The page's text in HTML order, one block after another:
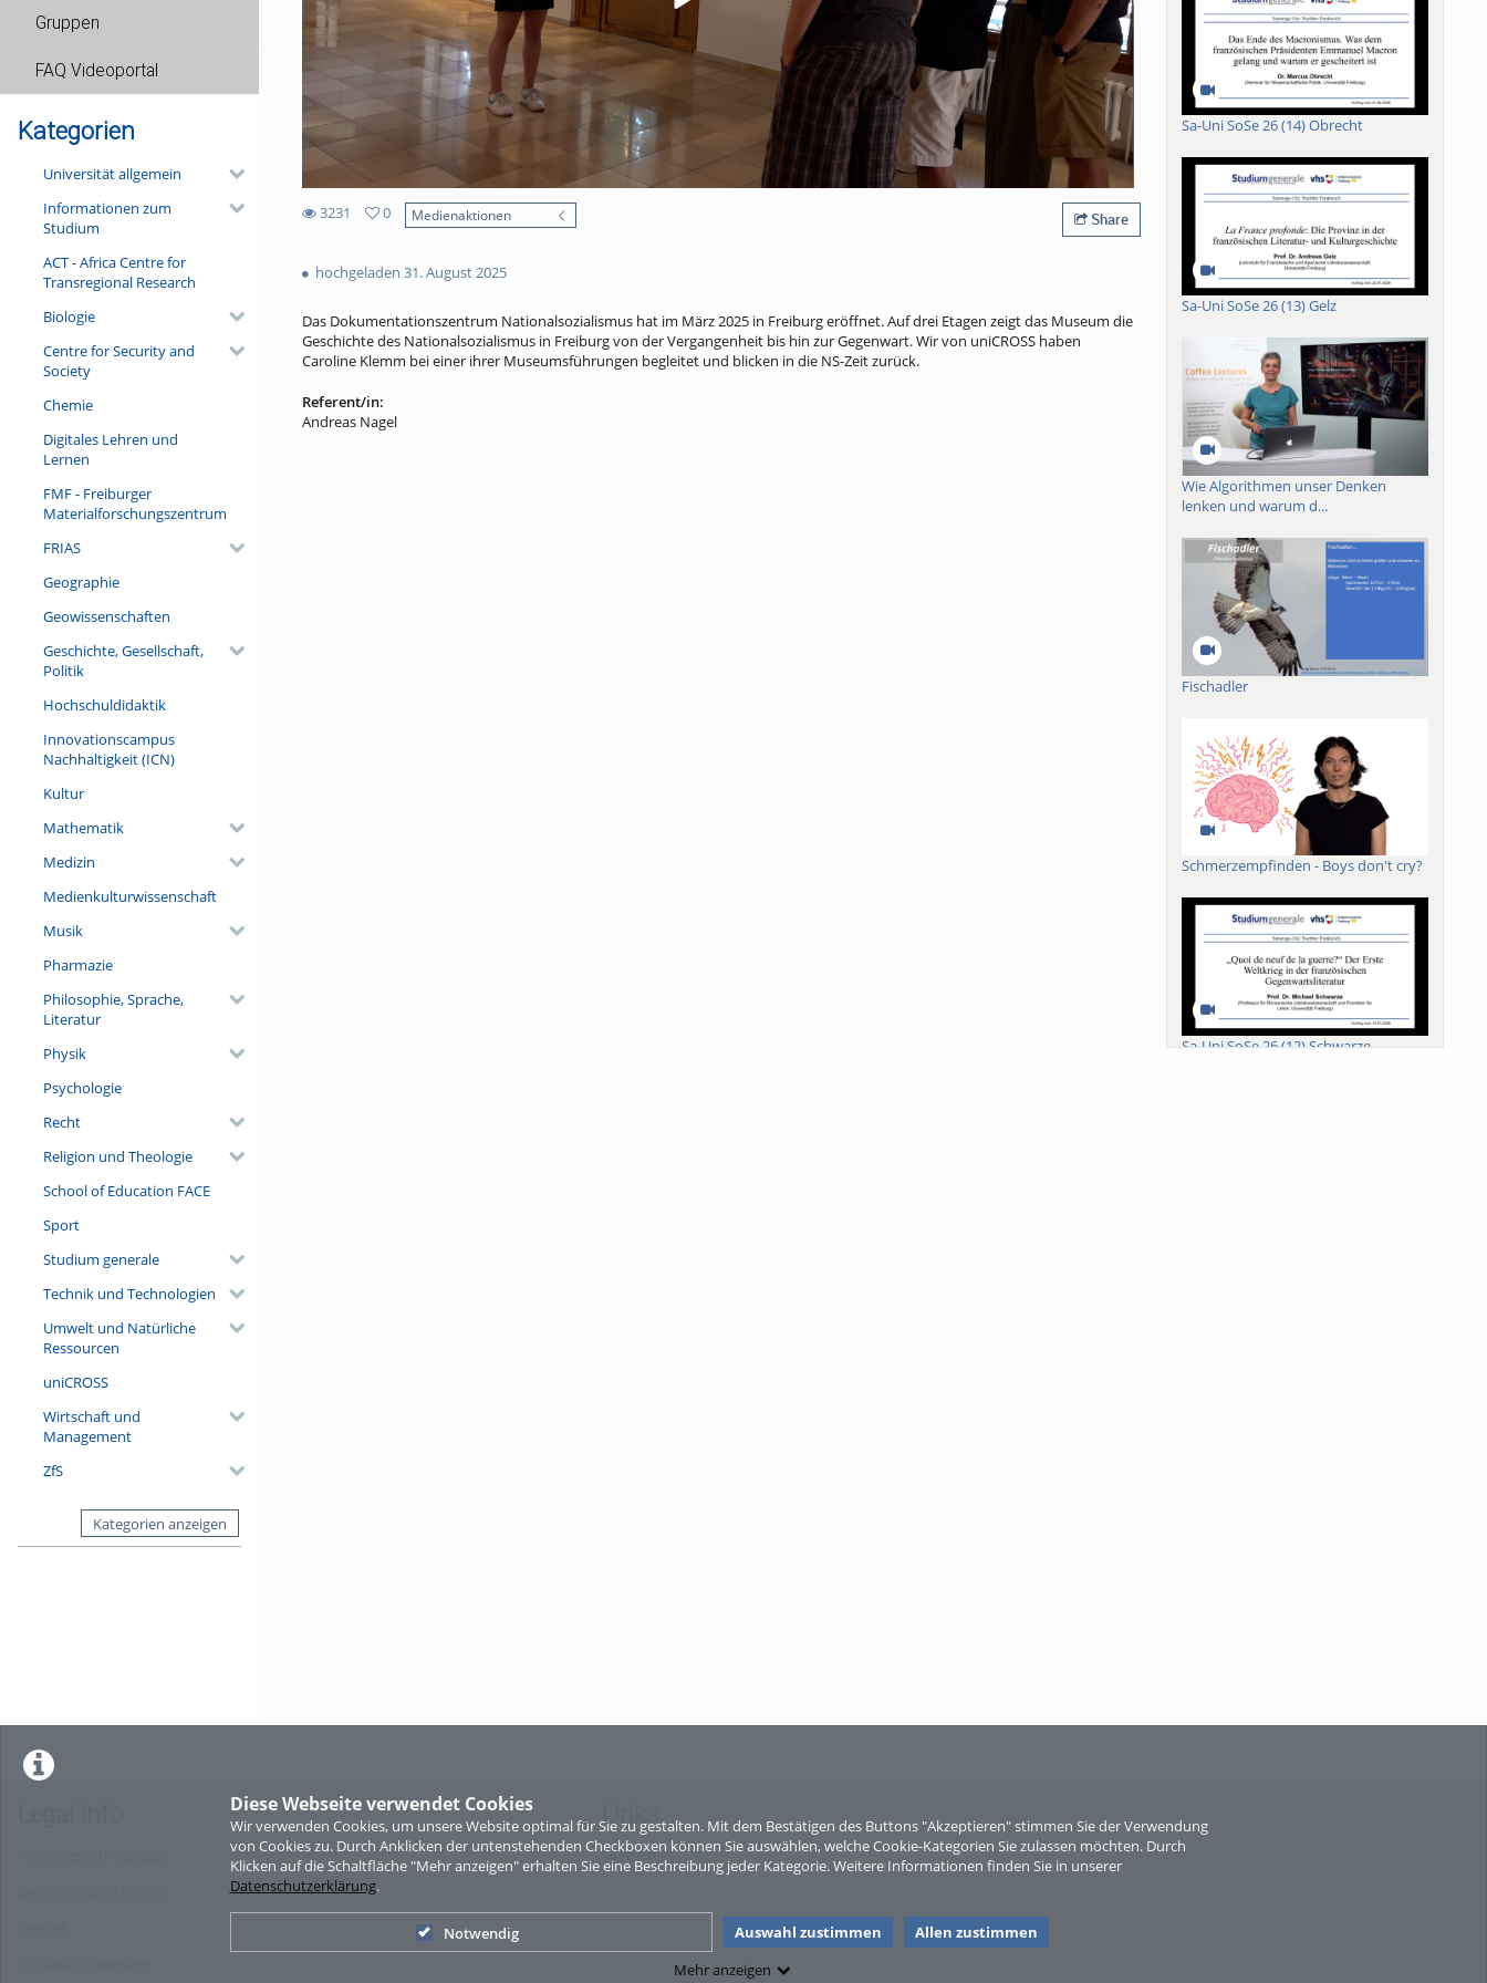
Diese Webseite verwendet Cookies
Wir verwenden Cookies, um unsere Website optimal für Sie zu gestalten. Mit dem Bestätigen des Buttons "Akzeptieren" stimmen Sie der Verwendung
von Cookies zu. Durch Anklicken der untenstehenden Checkboxen können Sie auswählen, welche Cookie-Kategorien Sie zulassen möchten. Durch
Klicken auf die Schaltfläche "Mehr anzeigen" erhalten Sie eine Beschreibung jeder Kategorie. Weitere Informationen finden Sie in unserer
Datenschutzerklärung.
Notwendig Auswahl zustimmen
Allen zustimmen
Mehr anzeigen
Gruppen
FAQ Videoportal
Kategorien
Universität allgemein
Informationen zum
Studium
ACT - Africa Centre for
Transregional Research
Biologie
Centre for Security and
Society
Chemie
Digitales Lehren und
Lernen
FMF - Freiburger
Materialforschungszentrum
FRIAS
Geographie
Geowissenschaften
Geschichte, Gesellschaft,
Politik
Hochschuldidaktik
Innovationscampus
Nachhaltigkeit (ICN)
Kultur
Mathematik
Medizin
Medienkulturwissenschaft
Musik
Pharmazie
Philosophie, Sprache,
Literatur
Physik
Psychologie
Recht
Religion und Theologie
School of Education FACE
Sport
Studium generale
Technik und Technologien
Umwelt und Natürliche
Ressourcen
uniCROSS
Wirtschaft und
Management
ZfS
Kategorien anzeigen
3231
views
0
Medienaktionen Share
hochgeladen 31. August 2025
Das Dokumentationszentrum Nationalsozialismus hat im März 2025 in Freiburg eröffnet. Auf drei Etagen zeigt das Museum die
Geschichte des Nationalsozialismus in Freiburg von der Vergangenheit bis hin zur Gegenwart. Wir von uniCROSS haben
Caroline Klemm bei einer ihrer Museumsführungen begleitet und blicken in die NS-Zeit zurück.
Referent/in:
Andreas Nagel
Sa-Uni SoSe 26 (14) Obrecht
Sa-Uni SoSe 26 (13) Gelz
Wie Algorithmen unser Denken
lenken und warum d...
Fischadler
Schmerzempfinden - Boys don't cry?
Sa-Uni SoSe 26 (12) Schwarze
Sperber
Links
Sitemap